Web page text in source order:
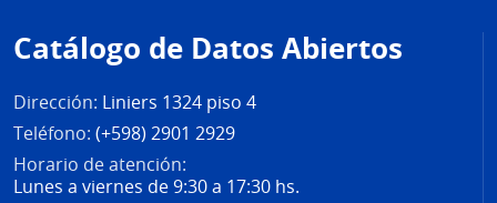
de
página
Catálogo de Datos Abiertos
Dirección: Liniers 1324 piso 4
Teléfono: (+598) 2901 2929
Horario de atención:
Lunes a viernes de 9:30 a 17:30 hs.